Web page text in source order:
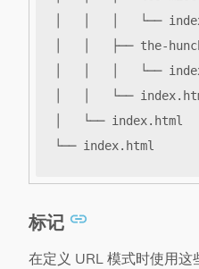
标记
在定义 URL 模式时使用